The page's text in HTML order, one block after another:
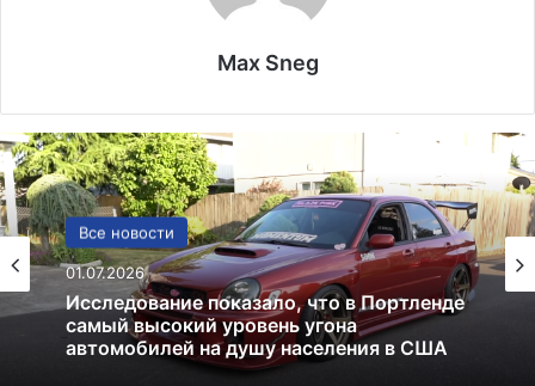
Max Sneg
Все новости
01.07.2026
США
13.06.2025
Америка имеет огромный избыток сыра